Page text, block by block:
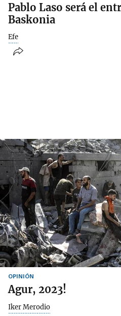
Pablo Laso será el
Baskonia
Efe
OPINIÓN
Agur, 2023!
Iker Merodio